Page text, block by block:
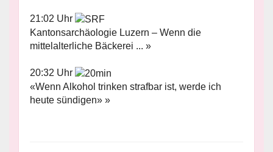
21:02 Uhr
Kantonsarchäologie Luzern – Wenn die
mittelalterliche Bäckerei ... »
20:32 Uhr
«Wenn Alkohol trinken strafbar ist, werde ich
heute sündigen» »